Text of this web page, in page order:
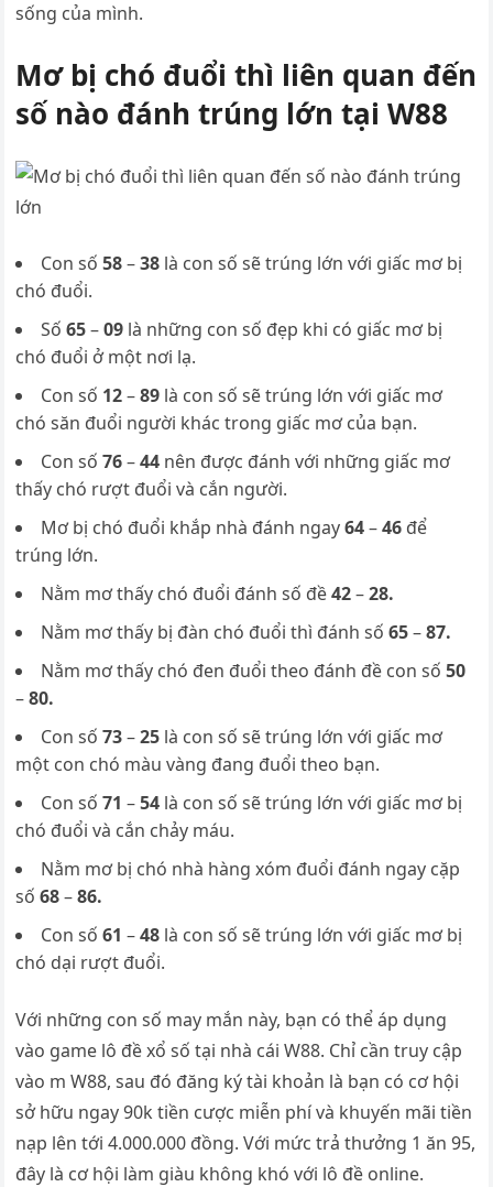
sống của mình.
Mơ bị chó đuổi thì liên quan đến
số nào đánh trúng lớn tại W88
Con số58–38 là con số sẽ trúng lớn với giấc mơ bị
chó đuổi.
Số65–09 là những con số đẹp khi có giấc mơ bị
chó đuổi ở một nơi lạ.
Con số 12–89 là con số sẽ trúng lớn với giấc mơ
chó săn đuổi người khác trong giấc mơ của bạn.
Con số76–44 nên được đánh với những giấc mơ
thấy chó rượt đuổi và cắn người.
Mơ bị chó đuổi khắp nhà đánh ngay64–46 để
trúng lớn.
Nằm mơ thấy chó đuổi đánh số đề42–28.
Nằm mơ thấy bị đàn chó đuổi thì đánh số65–87.
Nằm mơ thấy chó đen đuổi theo đánh đề con số50
–80.
Con số73–25 là con số sẽ trúng lớn với giấc mơ
một con chó màu vàng đang đuổi theo bạn.
Con số71 –54 là con số sẽ trúng lớn với giấc mơ bị
chó đuổi và cắn chảy máu.
Nằm mơ bị chó nhà hàng xóm đuổi đánh ngay cặp
số68–86.
Con số61 –48 là con số sẽ trúng lớn với giấc mơ bị
chó dại rượt đuổi.
Với những con số may mắn này, bạn có thể áp dụng
vào game lô đề xổ số tại nhà cái W88. Chỉ cần truy cập
vào m W88, sau đó đăng ký tài khoản là bạn có cơ hội
sở hữu ngay 90k tiền cược miễn phí và khuyến mãi tiền
nạp lên tới 4.000.000 đồng. Với mức trả thưởng 1 ăn 95,
đây là cơ hội làm giàu không khó với lô đề online.